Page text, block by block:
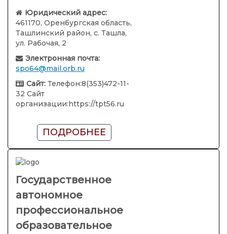
Юридический адрес:
461170, Оренбургская область,
Ташлинский район, с. Ташла,
ул. Рабочая, 2
Электронная почта:
spo64@mail.orb.ru
Сайт: Телефон:8(353)472-11-
32 Сайт
организации:https://tpt56.ru
ПОДРОБНЕЕ
Государственное
автономное
профессиональное
образовательное